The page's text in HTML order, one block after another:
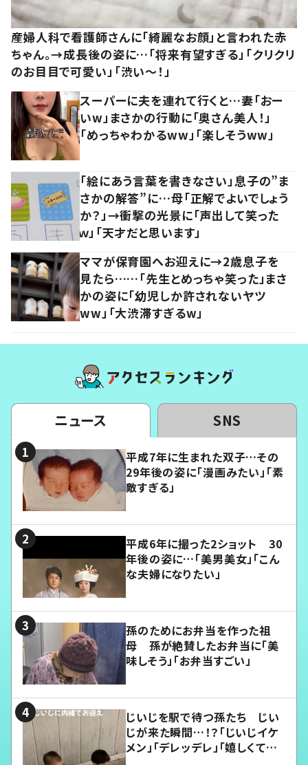
産婦人科で看護師さんに「綺麗なお顔」と言われた赤
ちゃん。→成長後の姿に…「将来有望すぎる」「クリクリ
のお目目で可愛い」「渋い～！」
スーパーに夫を連れて行くと…妻「おー
いw」まさかの行動に「奥さん美人！」
「めっちゃわかるww」「楽しそうww」
「絵にあう言葉を書きなさい」息子の”ま
さかの解答”に…母「正解でよいでしょう
か？」→衝撃の光景に「声出して笑った
ｗ」「天才だと思います」
ママが保育園へお迎えに→2歳息子を
見たら……「先生とめっちゃ笑った」まさ
かの姿に「幼児しか許されないヤツ
ww」「大渋滞すぎるw」
ニュース SNS
平成7年に生まれた双子…その
29年後の姿に「漫画みたい」「素
敵すぎる」
平成6年に撮った2ショット 30
年後の姿に…「美男美女」「こん
な夫婦になりたい」
孫のためにお弁当を作った祖
母 孫が絶賛したお弁当に「美
味しそう」「お弁当すごい」
じいじを駅で待つ孫たち じい
じが来た瞬間…！？「じいじイケ
メン」「デレッデレ」「嬉しくて可